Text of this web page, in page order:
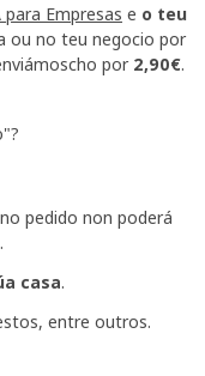
para Empresas e o teu
ou no teu negocio por
por 2,90€.
pedido non poderá
.
casa.
entre outros.